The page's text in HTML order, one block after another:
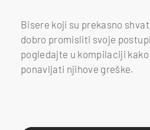
Bisere koji su prekasno
dobro promisliti svoje
pogledajte u kompilaciji
ponavljati njihove greške.